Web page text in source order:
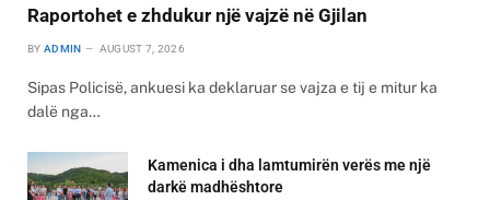
Raportohet e zhdukur një vajzë në Gjilan
BY ADMIN AUGUST 7, 2026
Sipas Policisë, ankuesi ka deklaruar se vajza e tij e mitur ka
dalë nga…
Kamenica i dha lamtumirën verës me një
darkë madhështore